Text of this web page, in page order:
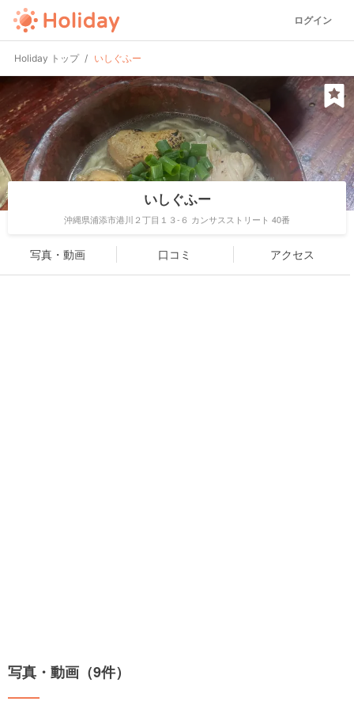
ログイン
Holiday トップ いしぐふー
いしぐふー
沖縄県浦添市港川２丁目１３-６ カンサスストリート 40番
写真・動画 口コミ アクセス
写真・動画（9件）